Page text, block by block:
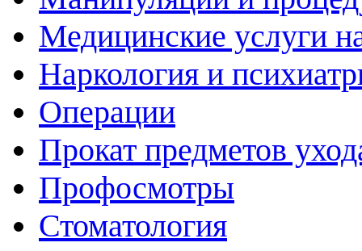
Медицинские услуги
Наркология и
Операции
Прокат предметов
Профосмотры
Стоматология